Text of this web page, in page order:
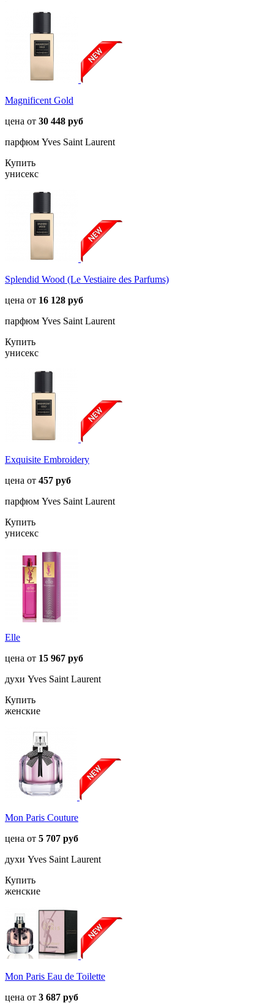
Magnificent Gold
цена от 30 448 руб
парфюм Yves Saint Laurent
Купить
унисекс
Splendid Wood (Le Vestiaire des Parfums)
цена от 16 128 руб
парфюм Yves Saint Laurent
Купить
унисекс
Exquisite Embroidery
цена от 457 руб
парфюм Yves Saint Laurent
Купить
унисекс
Elle
цена от 15 967 руб
духи Yves Saint Laurent
Купить
женские
Mon Paris Couture
цена от 5 707 руб
духи Yves Saint Laurent
Купить
женские
Mon Paris Eau de Toilette
цена от 3 687 руб